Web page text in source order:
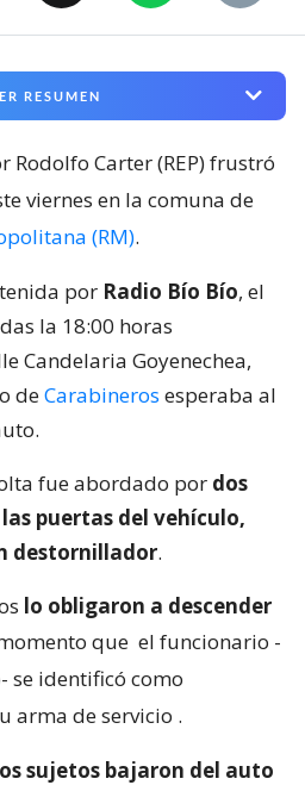
RESUMEN
Rodolfo Carter (REP) frustró
viernes en la comuna de
(RM).
por Radio Bío Bío, el
la 18:00 horas
Candelaria Goyenechea,
deCarabineros esperaba al
fue abordado por dos
puertas del vehículo,
destornillador.
lo obligaron a descender
que el funcionario -
se identificó como
arma de servicio .
sujetos bajaron del auto